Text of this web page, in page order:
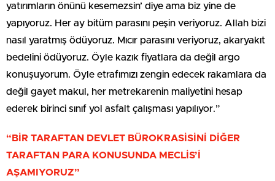
yatırımların önünü kesemezsin’ diye ama biz yine de
yapıyoruz. Her ay bitüm parasını peşin veriyoruz. Allah bizi
nasıl yaratmış ödüyoruz. Mıcır parasını veriyoruz, akaryakıt
bedelini ödüyoruz. Öyle kazık fiyatlara da değil argo
konuşuyorum. Öyle etrafımızı zengin edecek rakamlara da
değil gayet makul, her metrekarenin maliyetini hesap
ederek birinci sınıf yol asfalt çalışması yapılıyor.”
“BİR TARAFTAN DEVLET BÜROKRASİSİNİ DİĞER
TARAFTAN PARA KONUSUNDA MECLİS’İ
AŞAMIYORUZ”